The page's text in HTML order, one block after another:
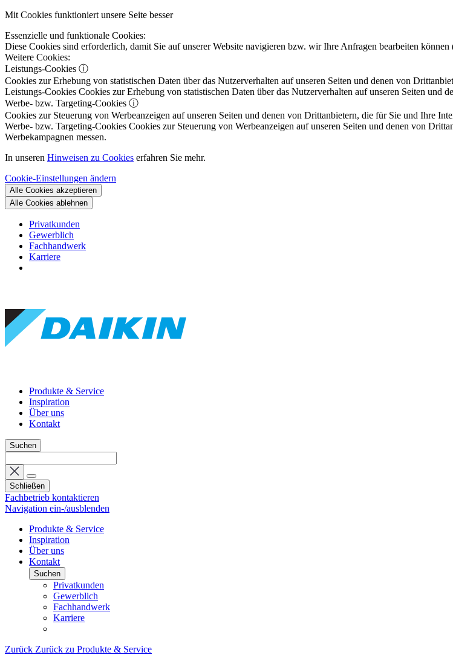
Mit Cookies funktioniert unsere Seite besser
Essenzielle und funktionale Cookies:
Diese Cookies sind erforderlich, damit Sie auf unserer Website navigieren bzw. wir Ihre Anfragen bearbeiten können
Weitere Cookies:
Leistungs-Cookies ⓘ
Cookies zur Erhebung von statistischen Daten über das Nutzerverhalten auf unseren Seiten und denen von
Leistungs-Cookies Cookies zur Erhebung von statistischen Daten über das Nutzerverhalten auf unseren Seiten und
Werbe- bzw. Targeting-Cookies ⓘ
Cookies zur Steuerung von Werbeanzeigen auf unseren Seiten und denen von Drittanbietern, die für Sie und Ihre
Werbe- bzw. Targeting-Cookies Cookies zur Steuerung von Werbeanzeigen auf unseren Seiten und denen von
Werbekampagnen messen.
In unseren Hinweisen zu Cookies erfahren Sie mehr.
Cookie-Einstellungen ändern
Alle Cookies akzeptieren
Alle Cookies ablehnen
Privatkunden
Gewerblich
Fachhandwerk
Karriere
Produkte & Service
Inspiration
Über uns
Kontakt
Suchen
Schließen
Fachbetrieb kontaktieren
Navigation ein-/ausblenden
Produkte & Service
Inspiration
Über uns
Kontakt
Suchen
Privatkunden
Gewerblich
Fachhandwerk
Karriere
Zurück Zurück zu Produkte & Service